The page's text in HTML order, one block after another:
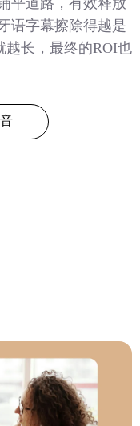
语字幕擦除得越是
越长，最终的ROI也